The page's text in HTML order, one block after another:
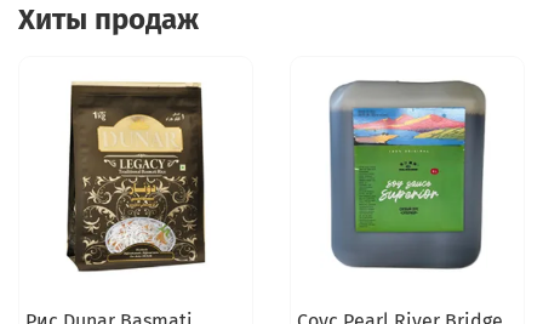
Хиты продаж